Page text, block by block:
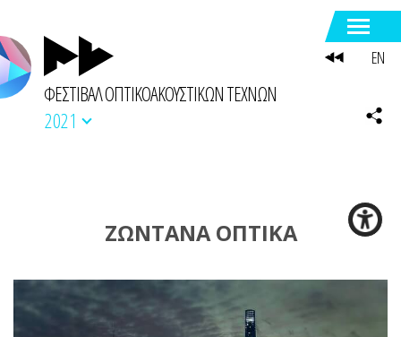
ΦΕΣΤΙΒΑΛ ΟΠΤΙΚΟΑΚΟΥΣΤΙΚΩΝ ΤΕΧΝΩΝ
2021
ΖΩΝΤΑΝΑ ΟΠΤΙΚΑ
EN